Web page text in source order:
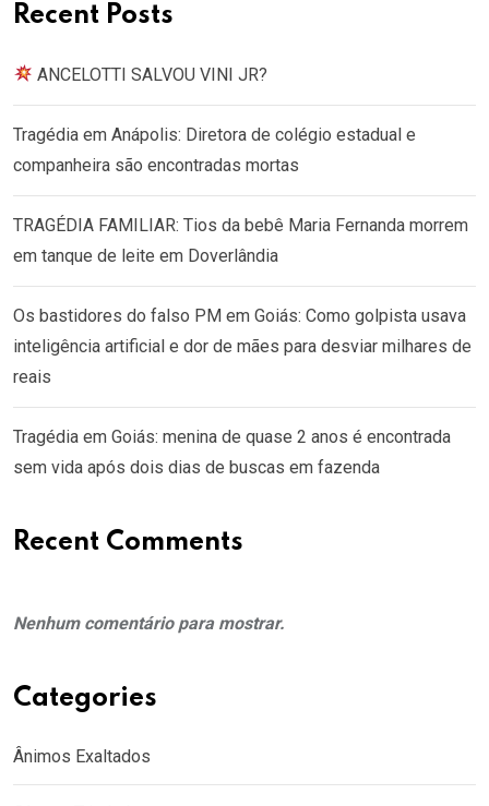
Recent Posts
ANCELOTTI SALVOU VINI JR?
Tragédia em Anápolis: Diretora de colégio estadual e
companheira são encontradas mortas
TRAGÉDIA FAMILIAR: Tios da bebê Maria Fernanda morrem
em tanque de leite em Doverlândia
Os bastidores do falso PM em Goiás: Como golpista usava
inteligência artificial e dor de mães para desviar milhares de
reais
Tragédia em Goiás: menina de quase 2 anos é encontrada
sem vida após dois dias de buscas em fazenda
Recent Comments
Nenhum comentário para mostrar.
Categories
Ânimos Exaltados